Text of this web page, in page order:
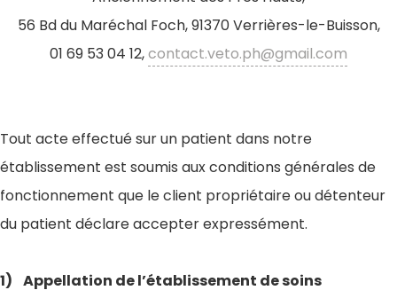
56 Bd du Maréchal Foch, 91370 Verrières-le-Buisson,
01 69 53 04 12,contact.veto.ph@gmail.com
Tout acte effectué sur un patient dans notre
établissement est soumis aux conditions générales de
fonctionnement que le client propriétaire ou détenteur
du patient déclare accepter expressément.
1) Appellation de l’établissement de soins